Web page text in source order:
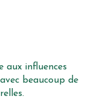
aux influences
beaucoup de